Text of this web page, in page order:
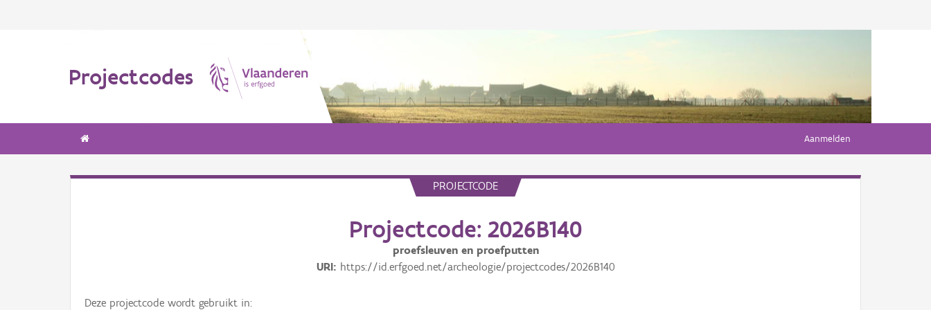
Projectcodes
Aanmelden
PROJECTCODE
Projectcode: 2026B140
proefsleuven en proefputten
URI
https://id.erfgoed.net/archeologie/projectcodes/2026B140
Deze projectcode wordt gebruikt in: